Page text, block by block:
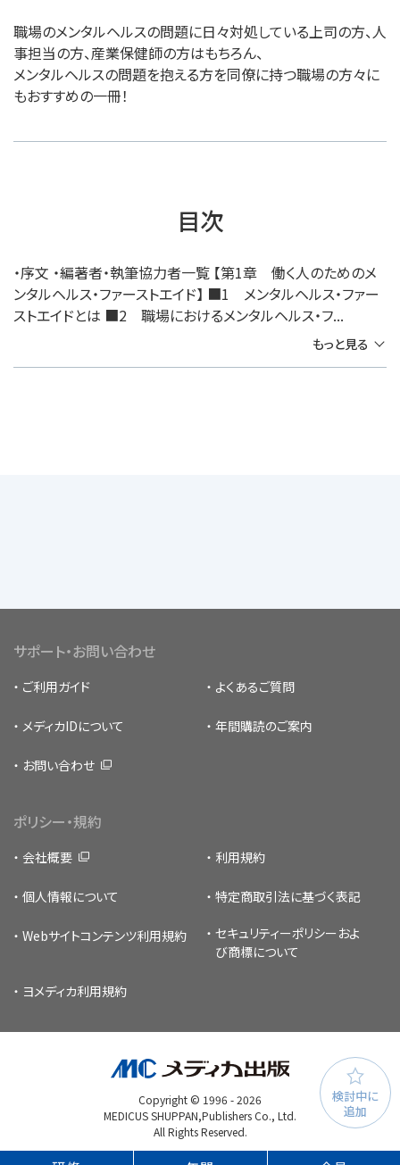
検討中に
追加
職場のメンタルヘルスの問題に日々対処している上司の方、人
事担当の方、産業保健師の方はもちろん、
メンタルヘルスの問題を抱える方を同僚に持つ職場の方々に
もおすすめの一冊！
目次
・序文 ・編著者・執筆協力者一覧 【第1章 働く人のためのメ
ンタルヘルス・ファーストエイド】 ■1 メンタルヘルス・ファー
ストエイドとは ■2 職場におけるメンタルヘルス・フ...
もっと見る
サポート・お問い合わせ
ご利用ガイド よくあるご質問
メディカIDについて 年間購読のご案内
お問い合わせ
ポリシー・規約
会社概要 利用規約
個人情報について 特定商取引法に基づく表記
Webサイトコンテンツ利用規約 セキュリティーポリシー およ
び商標について
ヨメディカ利用規約
Copyright © 1996 -2026
MEDICUS SHUPPAN,Publishers Co., Ltd.
All Rights Reserved.